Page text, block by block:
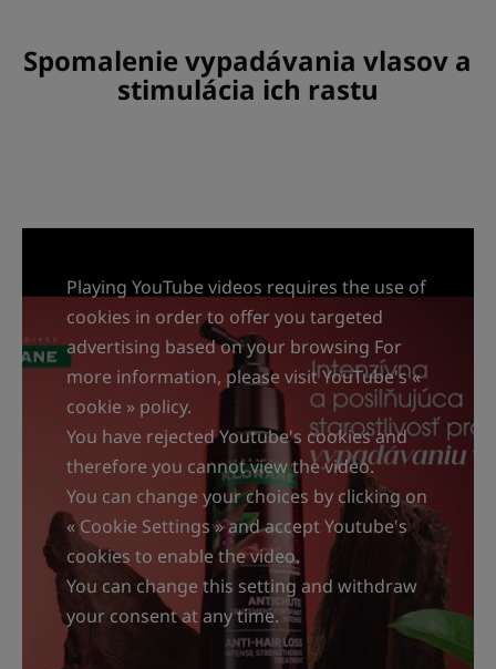
Spomalenie vypadávania vlasov a
stimulácia ich rastu
Playing YouTube videos requires the use of
cookies in order to offer you targeted
advertising based on your browsing For
more information, please visit YouTube's «
cookie » policy.
You have rejected Youtube's cookies and
therefore you cannot view the video.
You can change your choices by clicking on
« Cookie Settings » and accept Youtube's
cookies to enable the video.
You can change this setting and withdraw
your consent at any time.